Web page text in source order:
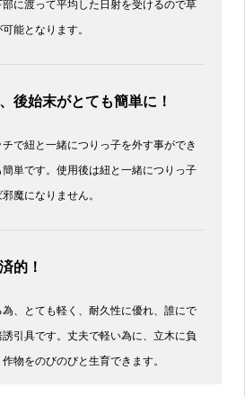
に渡って平均した日射を受けるので草
能となります。
後始末がとても簡単に！
で紐と一緒につりっ子を外す事ができ
単です。使用後は紐と一緒につりっ子
魔になりません。
的！
、とても軽く、耐久性に優れ、誰にで
引具です。丈夫で軽い為に、立木に負
物をのびのびと生育できます。